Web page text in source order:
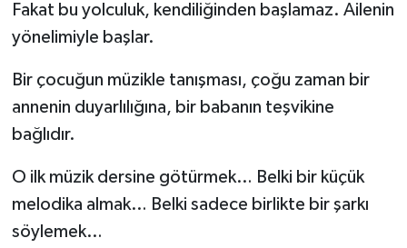
Fakat bu yolculuk, kendiliğinden başlamaz. Ailenin
yönelimiyle başlar.
Bir çocuğun müzikle tanışması, çoğu zaman bir
annenin duyarlılığına, bir babanın teşvikine
bağlıdır.
O ilk müzik dersine götürmek… Belki bir küçük
melodika almak… Belki sadece birlikte bir şarkı
söylemek…